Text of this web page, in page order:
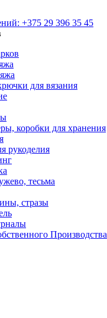
+375 29 396 35 45
для вязания
коробки для хранения
рукоделия
тесьма
стразы
Производства